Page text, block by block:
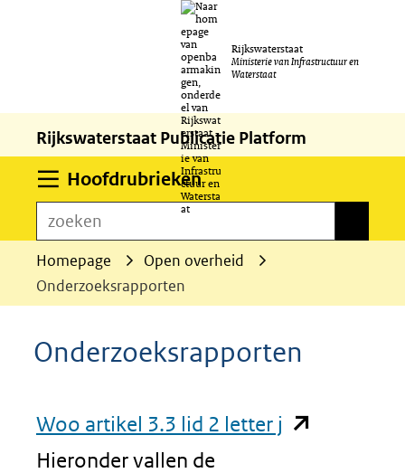
naar
de
inhoud
Rijkswaterstaat
Ministerie van Infrastructuur en
Waterstaat
Rijkswaterstaat Publicatie Platform
HoofdrubriekenUitklappen
zoeken
Homepage
Open overheid
Onderzoeksrapporten
Onderzoeksrapporten
Woo artikel 3.3 lid 2 letter j (opent
Hieronder vallen de